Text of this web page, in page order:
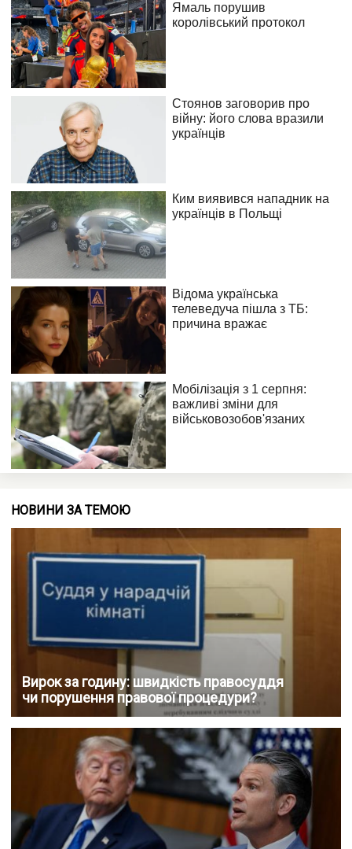
НОВИНИ ЗА ТЕМОЮ
Вирок за годину: швидкість правосуддя
чи порушення правової процедури?